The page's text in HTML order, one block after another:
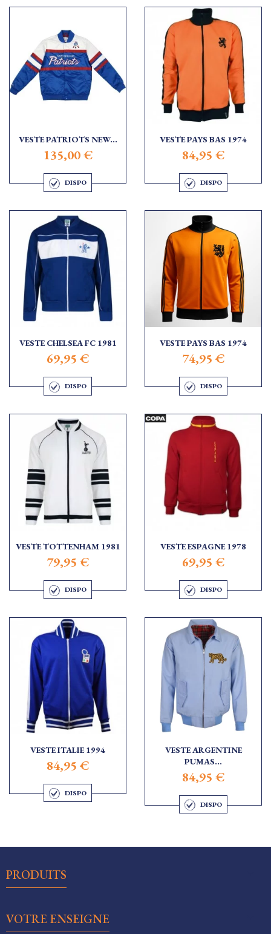
VESTE PATRIOTS NEW...
135,00 €
DISPO
VESTE PAYS BAS 1974
84,95 €
DISPO
VESTE CHELSEA FC 1981
69,95 €
DISPO
VESTE PAYS BAS 1974
74,95 €
DISPO
VESTE TOTTENHAM 1981
79,95 €
DISPO
VESTE ESPAGNE 1978
69,95 €
DISPO
VESTE ITALIE 1994
84,95 €
DISPO
VESTE ARGENTINE
PUMAS...
84,95 €
DISPO
PRODUITS
VOTRE ENSEIGNE